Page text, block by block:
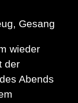
Gesang
wieder
der
Abends